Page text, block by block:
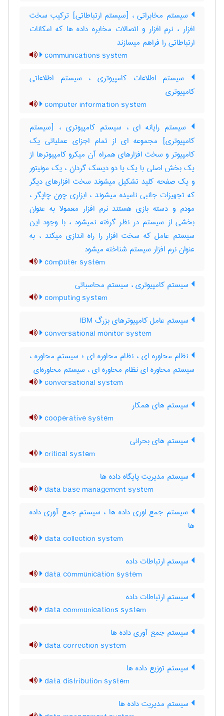
سیستم مخابراتی ، [سیستم ارتباطاتی] ترکیب سخت
افزار ، نرم افزار و اتصالات مخابره داده ها که امکانات
ارتباطاتی را فراهم میسازند
communications system
سیستم اطلاعات کامپیوتری ، سیستم اطلاعاتی
کامپیوتری
computer information system
سیستم رایانه ای ، سیستم کامپیوتری ، [سیستم
کامپیوتری] مجموعه ای از تمام اجزای عملیاتی یک
کامپیوتر و سخت افزارهای همراه آن میکرو کامپیوترها از
یک بخش اصلی با یک یا دو دیسک گردان ، یک مونیتور
و یک صفحه کلید تشکیل میشوند سخت افزارهای دیگر
که تجهیزات جانبی نامیده میشوند ، ابزاری چون چاپگر ،
مودم و دسته بازی هستند نرم افزار معمولا به عنوان
بخشی از سیستم در نظر گرفته نمیشود ، با وجود این
سیستم عامل که سخت افزار را راه اندازی میکند ، به
عنوان نرم افزار سیستم شناخته میشود
computer system
سیستم کامپیوتری ، سیستم محاسباتی
computing system
سیستم عامل کامپیوترهای بزرگ IBM
conversational monitor system
نظام محاوره ای ، نظام محاوره ای ؛ سیستم محاوره ،
سیستم محاوره ای نظام محاوره ای ، سیستم محاوره‌ای
conversational system
سیستم های همکار
cooperative system
سیستم های بحرانی
critical system
سیستم مدیریت پایگاه داده ها
data base management system
سیستم جمع اوری داده ها ، سیستم جمع آوری داده
ها
data collection system
سیستم ارتباطات داده
data communication system
سیستم ارتباطات داده
data communications system
سیستم جمع آوری داده ها
data correction system
سیستم توزیع داده ها
data distribution system
سیستم مدیریت داده ها